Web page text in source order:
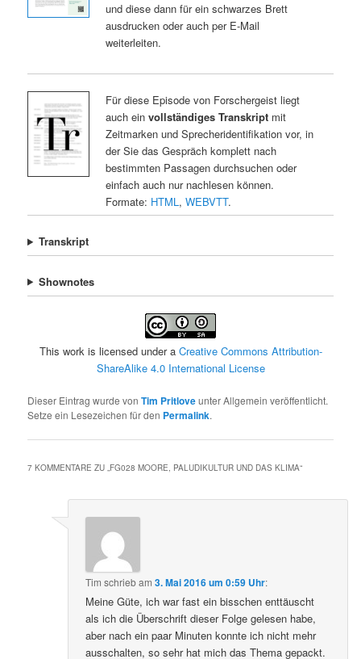
und diese dann für ein schwarzes Brett
ausdrucken oder auch per E-Mail
weiterleiten.
Für diese Episode von Forschergeist liegt
auch ein vollständiges Transkriptmit
Zeitmarken und Sprecheridentifikation vor, in
der Sie das Gespräch komplett nach
bestimmten Passagen durchsuchen oder
einfach auch nur nachlesen können.
Formate: HTML , WEBVTT.
Transkript
Shownotes
This work is licensed under a Creative Commons Attribution-
ShareAlike 4.0 International License
Dieser Eintrag wurde vonTim Pritloveunter Allgemein veröffentlicht.
Setze ein Lesezeichen für den Permalink.
7 KOMMENTARE ZU „FG028 MOORE, PALUDIKULTUR UND DAS KLIMA“
Tim schriebam3. Mai 2016 um 0:59 Uhr:
Meine Güte, ich war fast ein bisschen enttäuscht
als ich die Überschrift dieser Folge gelesen habe,
aber nach ein paar Minuten konnte ich nicht mehr
ausschalten, so sehr hat mich das Thema gepackt.